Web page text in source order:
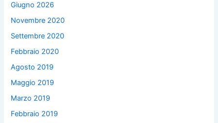
Giugno 2026
Novembre 2020
Settembre 2020
Febbraio 2020
Agosto 2019
Maggio 2019
Marzo 2019
Febbraio 2019